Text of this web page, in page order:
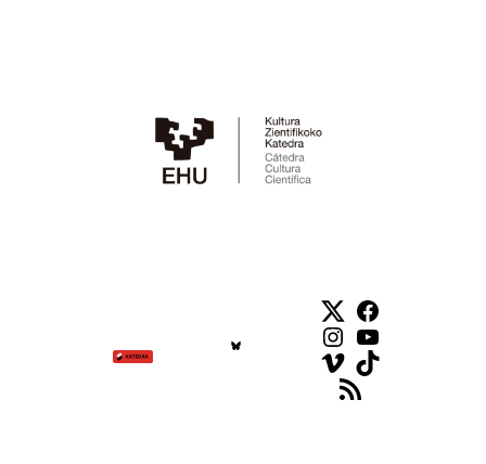
TwitterFacebook
Instagram
YouTube
VimeoTikTok
Feed RSS